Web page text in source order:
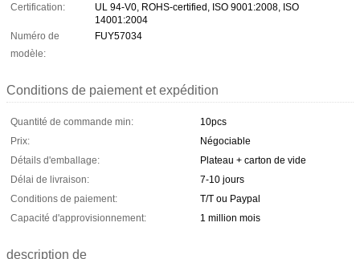
Certification:
UL 94-V0, ROHS-certified, ISO 9001:2008, ISO
14001:2004
Numéro de
modèle:
FUY57034
Conditions de paiement et expédition
Quantité de commande min:
10pcs
Prix:
Négociable
Détails d'emballage:
Plateau + carton de vide
Délai de livraison:
7-10 jours
Conditions de paiement:
T/T ou Paypal
Capacité d'approvisionnement:
1 million mois
description de